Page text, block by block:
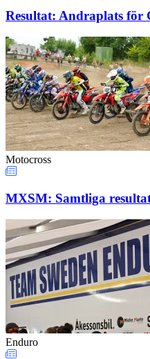
Resultat: Andraplats för
Motocross
MXSM: Samtliga
Enduro